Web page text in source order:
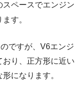
スペースでエンジン
す。
ですが、V6エンジ
おり、正方形に近い
になります。